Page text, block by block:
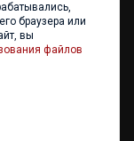
защищены
браузера или
вы
файлов